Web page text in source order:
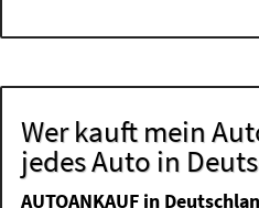
Wer kauft mein
jedes Auto in
AUTOANKAUF in